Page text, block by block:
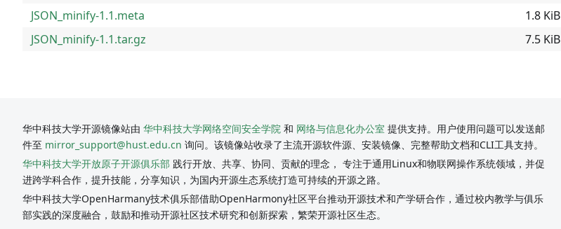
JSON_minify-1.1.meta
1.8 KiB
JSON_minify-1.1.tar.gz
7.5 KiB
华中科技大学开源镜像站由 华中科技大学网络空间安全学院 和 网络与信息化办公室 提供支持。用户使用问题可以发送邮
件至 mirror_support@hust.edu.cn 询问。该镜像站收录了主流开源软件源、安装镜像、完整帮助文档和CLI工具支持。
华中科技大学开放原子开源俱乐部 践行开放、共享、协同、贡献的理念， 专注于通用Linux和物联网操作系统领域，并促
进跨学科合作，提升技能，分享知识，为国内开源生态系统打造可持续的开源之路。
华中科技大学OpenHarmany技术俱乐部借助OpenHarmony社区平台推动开源技术和产学研合作，通过校内教学与俱乐
部实践的深度融合，鼓励和推动开源社区技术研究和创新探索，繁荣开源社区生态。